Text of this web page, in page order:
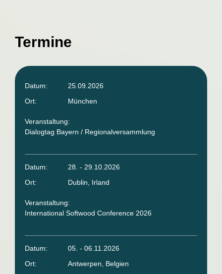
Termine
Datum:
25.09.2026
Ort:
München
Veranstaltung:
Dialogtag Bayern / Regionalversammlung
Datum:
28. - 29.10.2026
Ort:
Dublin, Irland
Veranstaltung:
International Softwood Conference 2026
Datum:
05. - 06.11.2026
Ort:
Antwerpen, Belgien